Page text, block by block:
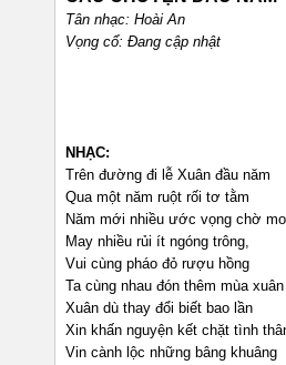
Tân nhạc: Hoài An
Vọng cổ: Đang cập nhật
NHẠC:
Trên đường đi lễ Xuân đầu năm
Qua một năm ruột rối tơ tằm
Năm mới nhiều ước vọng chờ
May nhiều rủi ít ngóng trông,
Vui cùng pháo đỏ rượu hồng
Ta cùng nhau đón thêm mùa xuân
Xuân dù thay đổi biết bao lần
Xin khấn nguyện kết chặt tình
Vin cành lộc những bâng khuâng